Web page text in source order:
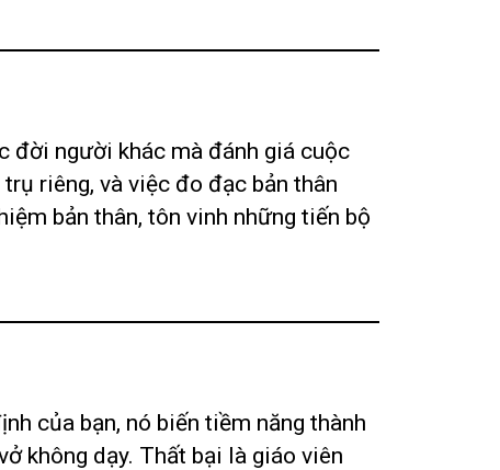
đời người khác mà đánh giá cuộc
riêng, và việc đo đạc bản thân
bản thân, tôn vinh những tiến bộ
của bạn, nó biến tiềm năng thành
không dạy. Thất bại là giáo viên